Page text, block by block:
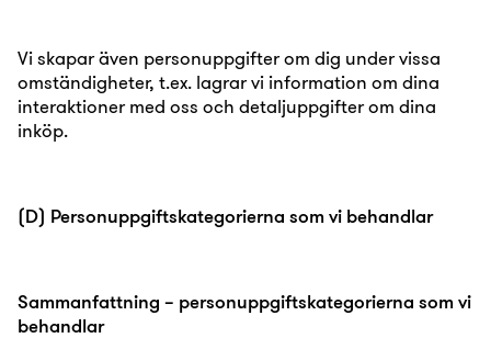
Vi skapar även personuppgifter om dig under vissa
omständigheter, t.ex. lagrar vi information om dina
interaktioner med oss och detaljuppgifter om dina
inköp.
(D) Personuppgiftskategorierna som vi behandlar
Sammanfattning – personuppgiftskategorierna som vi
behandlar